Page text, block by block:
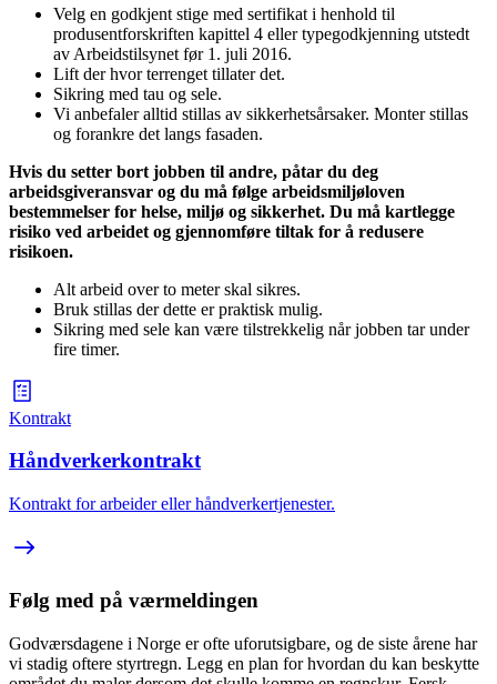
Velg en godkjent stige med sertifikat i henhold til
produsentforskriften kapittel 4 eller typegodkjenning utstedt
av Arbeidstilsynet før 1. juli 2016.
Lift der hvor terrenget tillater det.
Sikring med tau og sele.
Vi anbefaler alltid stillas av sikkerhetsårsaker. Monter stillas
og forankre det langs fasaden.
Hvis du setter bort jobben til andre, påtar du deg
arbeidsgiveransvar og du må følge arbeidsmiljøloven
bestemmelser for helse, miljø og sikkerhet. Du må kartlegge
risiko ved arbeidet og gjennomføre tiltak for å redusere
risikoen.
Alt arbeid over to meter skal sikres.
Bruk stillas der dette er praktisk mulig.
Sikring med sele kan være tilstrekkelig når jobben tar under
fire timer.
Kontrakt
Håndverkerkontrakt
Kontrakt for arbeider eller håndverkertjenester.
Følg med på værmeldingen
Godværsdagene i Norge er ofte uforutsigbare, og de siste årene har
vi stadig oftere styrtregn. Legg en plan for hvordan du kan beskytte